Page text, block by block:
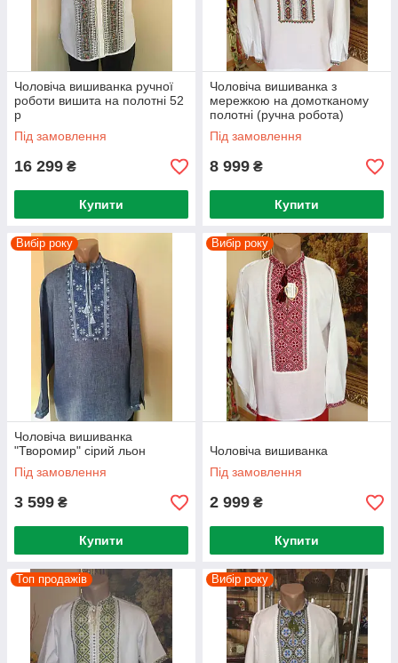
Чоловіча вишиванка ручної
роботи вишита на полотні 52
р
Під замовлення
16 299 ₴
Купити
Чоловіча вишиванка з
мережкою на домотканому
полотні (ручна робота)
Під замовлення
8 999 ₴
Купити
Вибір року
Чоловіча вишиванка
"Творомир" сірий льон
Під замовлення
3 599 ₴
Купити
Вибір року
Чоловіча вишиванка
Під замовлення
2 999 ₴
Купити
Топ продажів Вибір року